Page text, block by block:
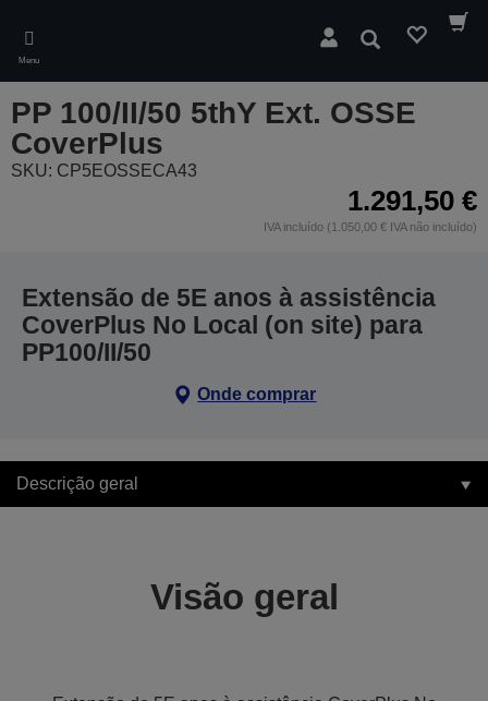
main
content
Menu
Pesquisar
PP 100/II/50 5thY Ext. OSSE
CoverPlus
SKU: CP5EOSSECA43
1.291,50 €
IVA incluído (1.050,00 € IVA não incluído)
Extensão de 5E anos à assistência
CoverPlus No Local (on site) para
PP100/II/50
Onde comprar
Descrição geral
Visão geral